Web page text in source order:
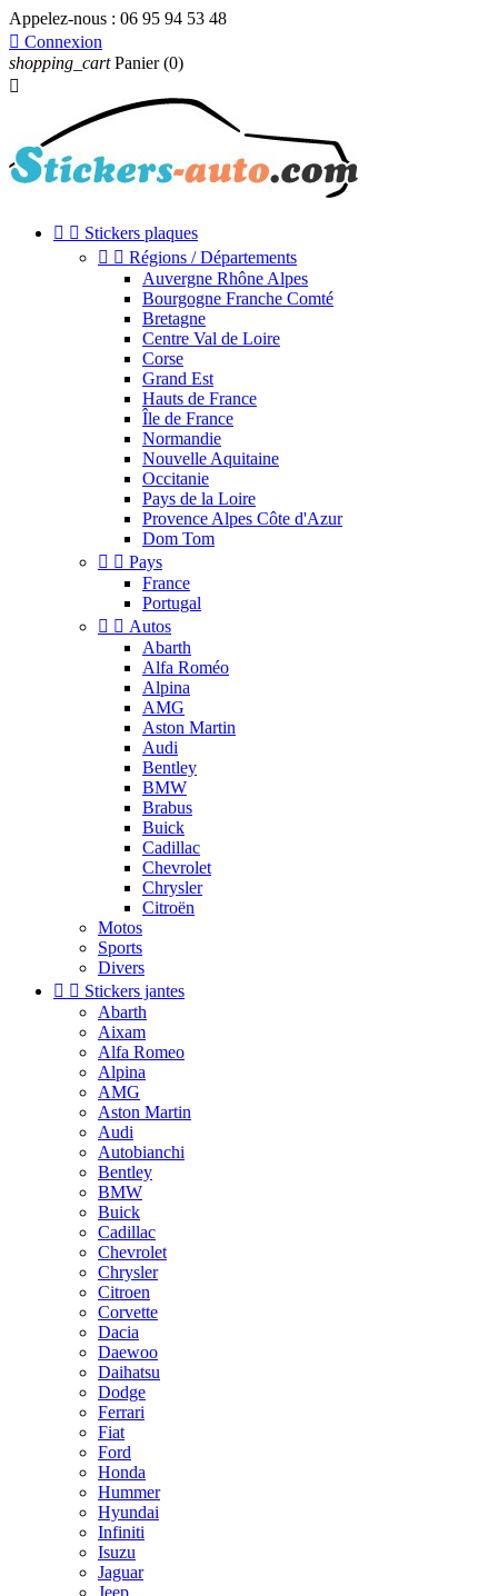
Appelez-nous : 06 95 94 53 48
 Connexion
shopping_cart Panier (0)

  Stickers plaques
  Régions / Départements
Auvergne Rhône Alpes
Bourgogne Franche Comté
Bretagne
Centre Val de Loire
Corse
Grand Est
Hauts de France
Île de France
Normandie
Nouvelle Aquitaine
Occitanie
Pays de la Loire
Provence Alpes Côte d'Azur
Dom Tom
  Pays
France
Portugal
  Autos
Abarth
Alfa Roméo
Alpina
AMG
Aston Martin
Audi
Bentley
BMW
Brabus
Buick
Cadillac
Chevrolet
Chrysler
Citroën
Motos
Sports
Divers
  Stickers jantes
Abarth
Aixam
Alfa Romeo
Alpina
AMG
Aston Martin
Audi
Autobianchi
Bentley
BMW
Buick
Cadillac
Chevrolet
Chrysler
Citroen
Corvette
Dacia
Daewoo
Daihatsu
Dodge
Ferrari
Fiat
Ford
Honda
Hummer
Hyundai
Infiniti
Isuzu
Jaguar
Jeep